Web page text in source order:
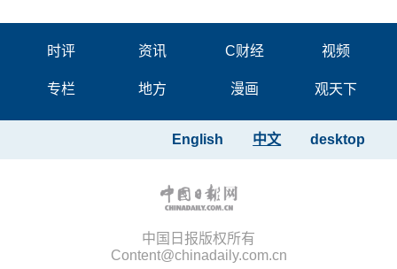
时评 资讯 C财经 视频
专栏 地方 漫画 观天下
desktop
中文
English
中国日报版权所有
Content@chinadaily.com.cn